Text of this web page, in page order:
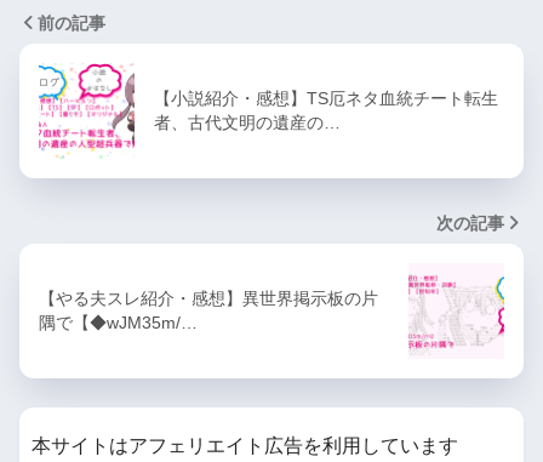
前の記事
【小説紹介・感想】TS厄ネタ血統チート転生
者、古代文明の遺産の…
次の記事
【やる夫スレ紹介・感想】異世界掲示板の片
隅で【◆wJM35m/…
本サイトはアフェリエイト広告を利用しています